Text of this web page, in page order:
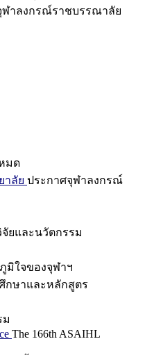
ฬาลงกรณ์ราชบรรณาลัย
มด
าลัย ประกาศจุฬาลงกรณ์
จัยและนวัตกรรม
มิใจของจุฬาฯ
กษาและหลักสูตร
ม
The 166th ASAIHL